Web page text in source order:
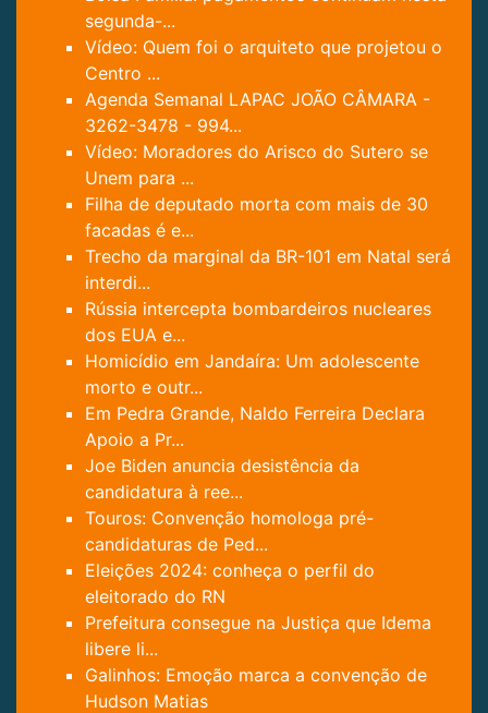
segunda-...
Vídeo: Quem foi o arquiteto que projetou o
Centro ...
Agenda Semanal LAPAC JOÃO CÂMARA -
3262-3478 - 994...
Vídeo: Moradores do Arisco do Sutero se
Unem para ...
Filha de deputado morta com mais de 30
facadas é e...
Trecho da marginal da BR-101 em Natal será
interdi...
Rússia intercepta bombardeiros nucleares
dos EUA e...
Homicídio em Jandaíra: Um adolescente
morto e outr...
Em Pedra Grande, Naldo Ferreira Declara
Apoio a Pr...
Joe Biden anuncia desistência da
candidatura à ree...
Touros: Convenção homologa pré-
candidaturas de Ped...
Eleições 2024: conheça o perfil do
eleitorado do RN
Prefeitura consegue na Justiça que Idema
libere li...
Galinhos: Emoção marca a convenção de
Hudson Matias